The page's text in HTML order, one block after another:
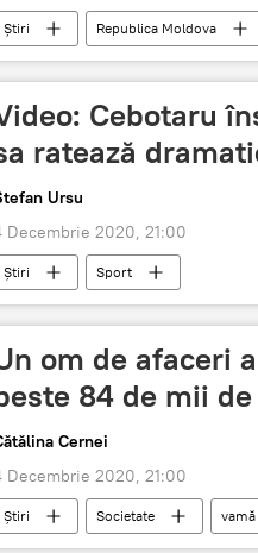
Știri Republica Moldova
Curtea Constituțională
Cebotaru
ratează
Ursu
Decembrie 2020, 21:00
Știri Sport
om de afaceri
84 de mii
Cernei
Decembrie 2020, 21:00
Știri Societate vamă